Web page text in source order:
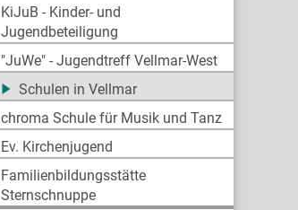
KiJuB - Kinder- und
Jugendbeteiligung
"JuWe" - Jugendtreff Vellmar-West
Schulen in Vellmar
chroma Schule für Musik und Tanz
Ev. Kirchenjugend
Familienbildungsstätte
Sternschnuppe